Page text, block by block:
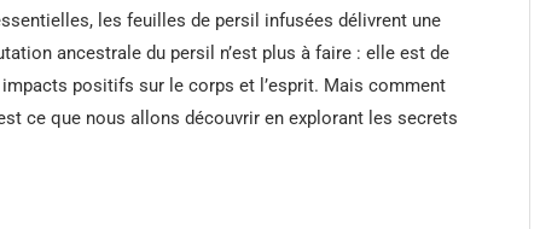
les feuilles de persil infusées délivrent une
ancestrale du persil n’est plus à faire : elle est de
positifs sur le corps et l’esprit. Mais comment
ce que nous allons découvrir en explorant les secrets